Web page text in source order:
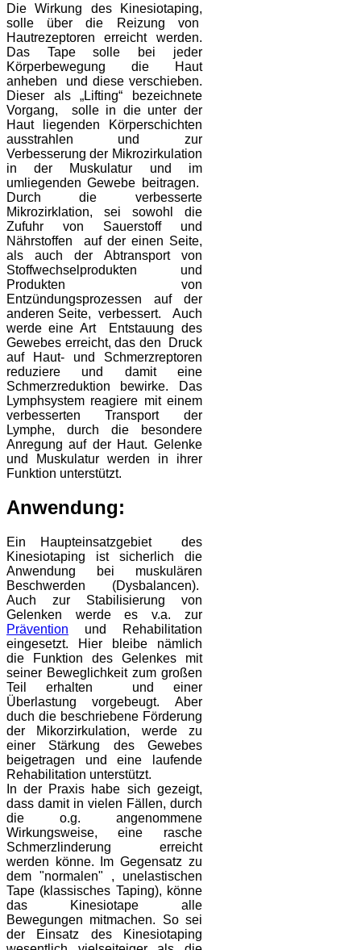
Die Wirkung des Kinesiotaping,
solle über die Reizung von
Hautrezeptoren erreicht werden.
Das Tape solle bei jeder
Körperbewegung die Haut
anheben und diese verschieben.
Dieser als „Lifting“ bezeichnete
Vorgang, solle in die unter der
Haut liegenden Körperschichten
ausstrahlen und zur
Verbesserung der Mikrozirkulation
in der Muskulatur und im
umliegenden Gewebe beitragen.
Durch die verbesserte
Mikrozirklation, sei sowohl die
Zufuhr von Sauerstoff und
Nährstoffen auf der einen Seite,
als auch der Abtransport von
Stoffwechselprodukten und
Produkten von
Entzündungsprozessen auf der
anderen Seite, verbessert. Auch
werde eine Art Entstauung des
Gewebes erreicht, das den Druck
auf Haut- und Schmerzreptoren
reduziere und damit eine
Schmerzreduktion bewirke. Das
Lymphsystem reagiere mit einem
verbesserten Transport der
Lymphe, durch die besondere
Anregung auf der Haut. Gelenke
und Muskulatur werden in ihrer
Funktion unterstützt.
Anwendung:
Ein Haupteinsatzgebiet des
Kinesiotaping ist sicherlich die
Anwendung bei muskulären
Beschwerden (Dysbalancen).
Auch zur Stabilisierung von
Gelenken werde es v.a. zur
Prävention und Rehabilitation
eingesetzt. Hier bleibe nämlich
die Funktion des Gelenkes mit
seiner Beweglichkeit zum großen
Teil erhalten und einer
Überlastung vorgebeugt. Aber
duch die beschriebene Förderung
der Mikorzirkulation, werde zu
einer Stärkung des Gewebes
beigetragen und eine laufende
Rehabilitation unterstützt.
In der Praxis habe sich gezeigt,
dass damit in vielen Fällen, durch
die o.g. angenommene
Wirkungsweise, eine rasche
Schmerzlinderung erreicht
werden könne. Im Gegensatz zu
dem "normalen" , unelastischen
Tape (klassisches Taping), könne
das Kinesiotape alle
Bewegungen mitmachen. So sei
der Einsatz des Kinesiotaping